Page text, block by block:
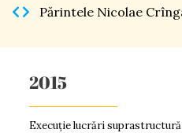
2015
Execuție lucrări suprastructură